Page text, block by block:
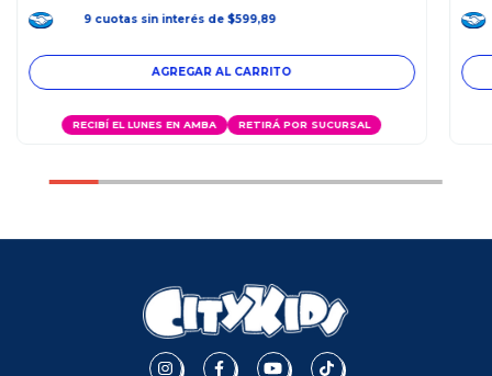
9 cuotas sin interés de $599,89
RECIBÍ EL LUNES EN AMBA RETIRÁ POR SUCURSAL